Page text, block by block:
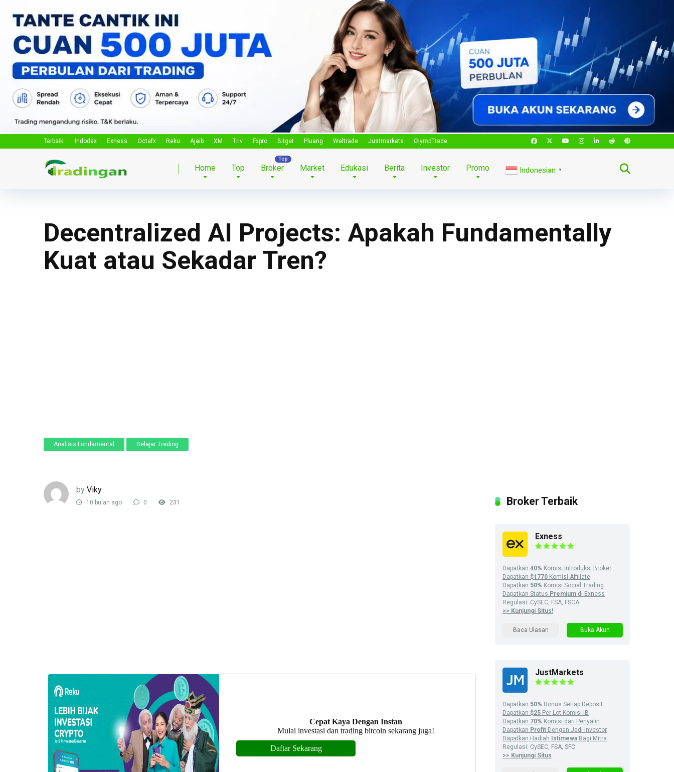
Terbaik: Indodax Exness Octafx Reku Ajaib XM Triv Fxpro Bitget Pluang Weltrade Justmarkets OlympTrade
Home Top Broker Market Edukasi Berita Investor Promo Indonesian ▼
Decentralized AI Projects: Apakah Fundamentally
Kuat atau Sekadar Tren?
Analisis Fundamental Belajar Trading
by Viky
10 bulan ago 0 231 Broker Terbaik
Exness
Dapatkan 40% Komisi Introduksi Broker
Dapatkan $1770 Komisi Affiliate
Dapatkan 50% Komisi Social Trading
Dapatkan Status Premium di Exness
Regulasi: CySEC, FSA, FSCA
>> Kunjungi Situs!
Baca Ulasan Buka Akun
JustMarkets
Dapatkan 50% Bonus Setiap Deposit
Dapatkan $25 Per Lot Komisi IB
Dapatkan 70% Komisi dari Penyalin
Dapatkan Profit Dengan Jadi Investor
Dapatkan Hadiah Istimewa Bagi Mitra
Regulasi: CySEC, FSA, SFC
>> Kunjungi Situs